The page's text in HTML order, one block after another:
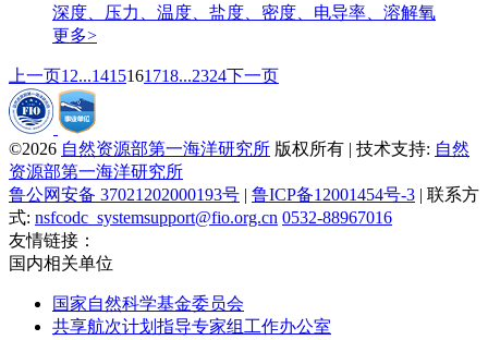
深度、压力、温度、盐度、密度、电导率、溶解氧
更多>
上一页1 2...1415161718...2324下一页
©2026 自然资源部第一海洋研究所 版权所有 | 技术支持: 自然
资源部第一海洋研究所
鲁公网安备 37021202000193号 | 鲁ICP备12001454号-3 | 联系方
式: nsfcodc_systemsupport@fio.org.cn 0532-88967016
友情链接：
国内相关单位
国家自然科学基金委员会
共享航次计划指导专家组工作办公室